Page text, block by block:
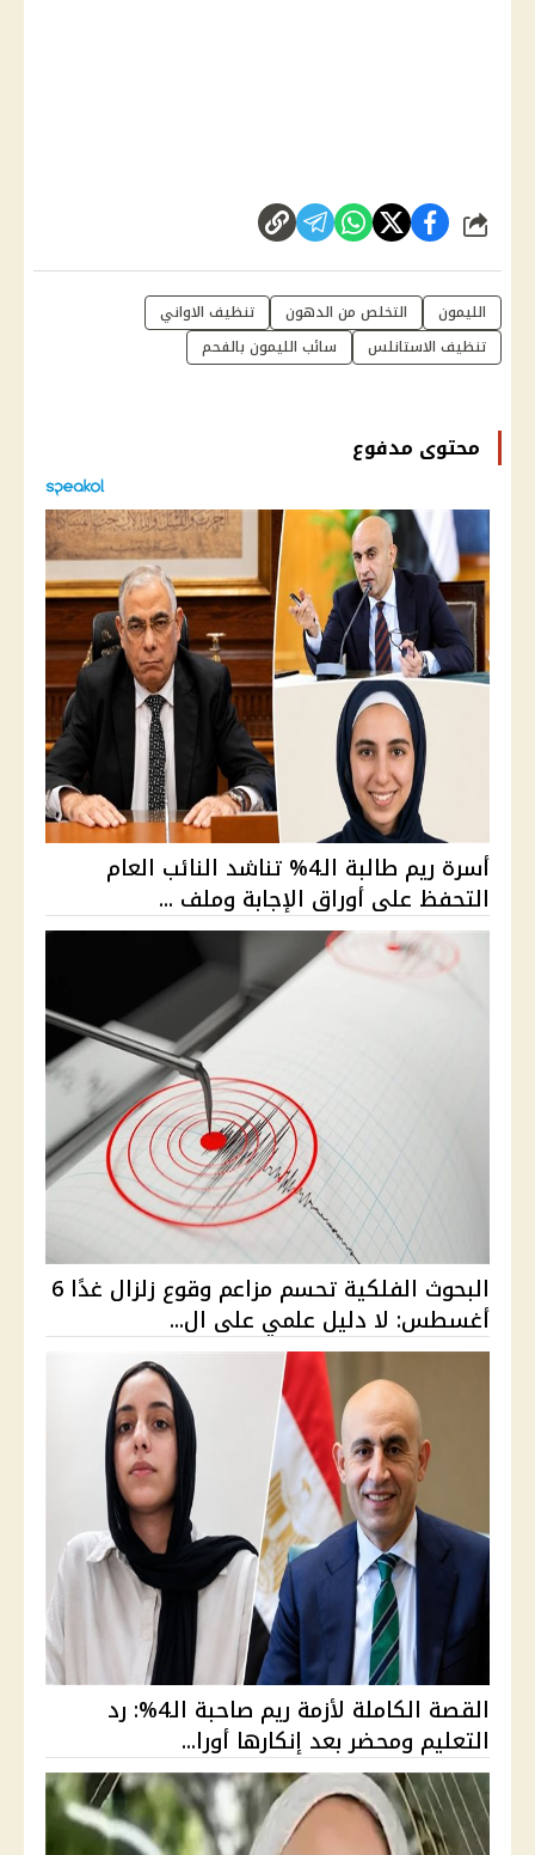
شارك
الليمون التخلص من الدهون
تنظيف الاواني
تنظيف الاستانلس
سائب الليمون بالفحم
محتوى مدفوع
أسرة ريم طالبة الـ4% تناشد النائب العام
التحفظ على أوراق الإجابة وملف ...
البحوث الفلكية تحسم مزاعم وقوع زلزال غدًا 6
أغسطس: لا دليل علمي على ال...
القصة الكاملة لأزمة ريم صاحبة الـ4%: رد
التعليم ومحضر بعد إنكارها أورا...